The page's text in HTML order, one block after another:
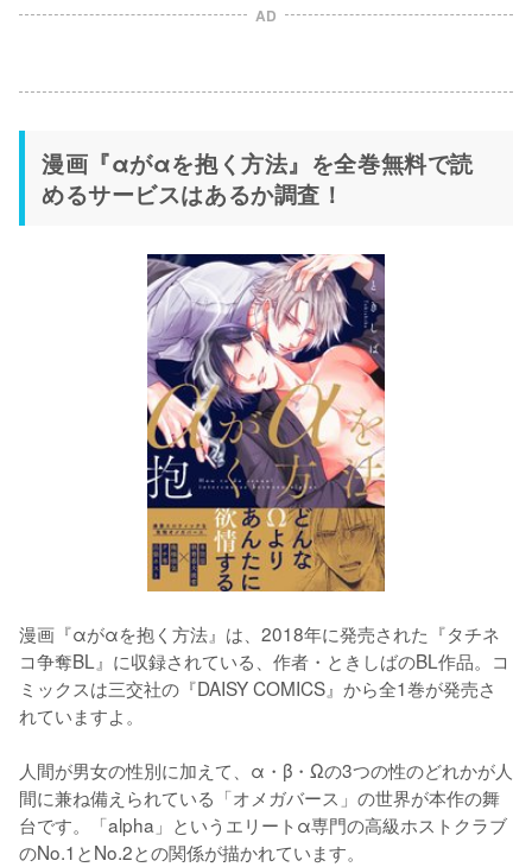
AD
漫画『αがαを抱く方法』を全巻無料で読
めるサービスはあるか調査！
漫画『αがαを抱く方法』は、2018年に発売された『タチネ
コ争奪BL』に収録されている、作者・ときしばのBL作品。コ
ミックスは三交社の『DAISY COMICS』から全1巻が発売さ
れていますよ。
人間が男女の性別に加えて、α・β・Ωの3つの性のどれかが人
間に兼ね備えられている「オメガバース」の世界が本作の舞
台です。「alpha」というエリートα専門の高級ホストクラブ
のNo.1とNo.2との関係が描かれています。